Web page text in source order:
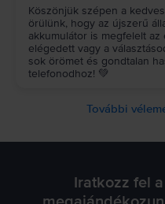
Köszönjük szépen a
örülünk, hogy az újszerű
akkumulátor is megfelelt
elégedett vagy a
sok örömet és gondtalan
telefonodhoz! 💚
További
Iratkozz fel